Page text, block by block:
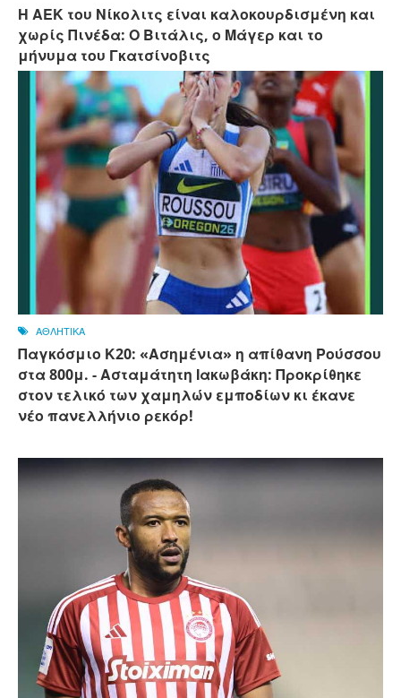
Η ΑΕΚ του Νίκολιτς είναι καλοκουρδισμένη και
χωρίς Πινέδα: Ο Βιτάλις, ο Μάγερ και το
μήνυμα του Γκατσίνοβιτς
ΑΘΛΗΤΙΚΑ
Παγκόσμιο Κ20: «Ασημένια» η απίθανη Ρούσσου
στα 800μ. - Ασταμάτητη Ιακωβάκη: Προκρίθηκε
στον τελικό των χαμηλών εμποδίων κι έκανε
νέο πανελλήνιο ρεκόρ!